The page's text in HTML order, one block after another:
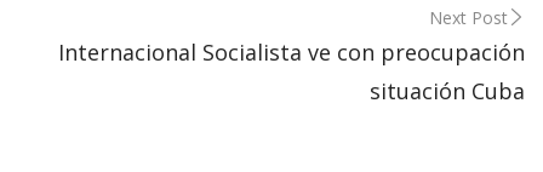
Next Post
Internacional Socialista ve con preocupación
situación Cuba